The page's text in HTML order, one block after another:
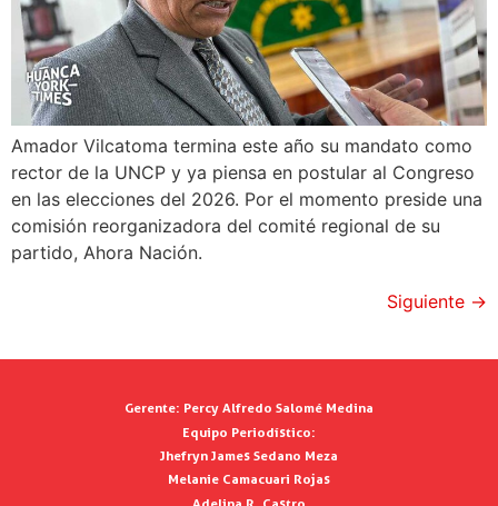
Amador Vilcatoma termina este año su mandato como
rector de la UNCP y ya piensa en postular al Congreso
en las elecciones del 2026. Por el momento preside una
comisión reorganizadora del comité regional de su
partido, Ahora Nación.
Siguiente →
Gerente: Percy Alfredo Salomé Medina
Equipo Periodístico:
Jhefryn James Sedano Meza
Melanie Camacuari Rojas